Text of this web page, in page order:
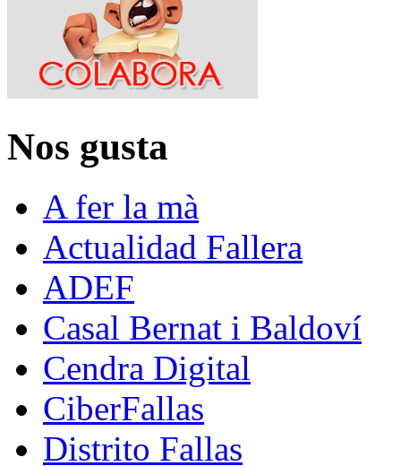
Nos gusta
A fer la mà
Actualidad Fallera
ADEF
Casal Bernat i Baldoví
Cendra Digital
CiberFallas
Distrito Fallas